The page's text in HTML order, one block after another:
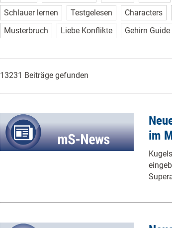
Schlauer lernen
Testgelesen Characters
Musterbruch
Liebe Konflikte Gehirn Guide
13231 Beiträge gefunden
im